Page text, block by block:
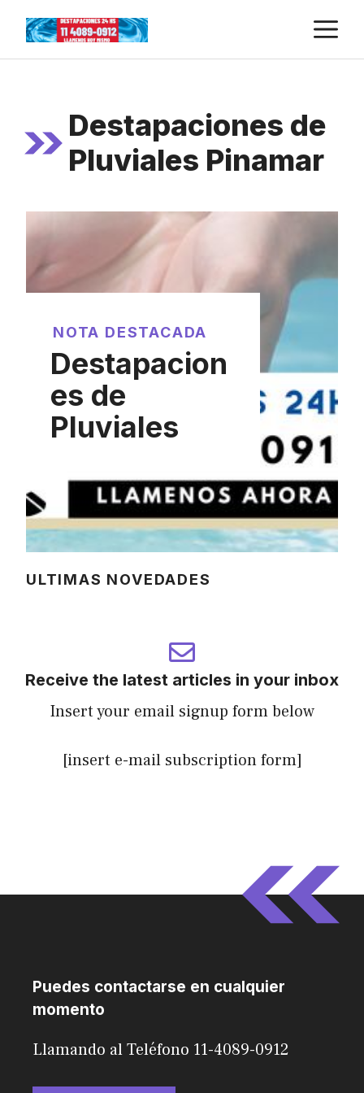
content
Destapaciones de
Pluviales Pinamar
NOTA DESTACADA
Destapacion
es de
Pluviales
ULTIMAS NOVEDADES
Receive the latest articles in your inbox
Insert your email signup form below
[insert e-mail subscription form]
Puedes contactarse en cualquier
momento
Llamando al Teléfono 11-4089-0912